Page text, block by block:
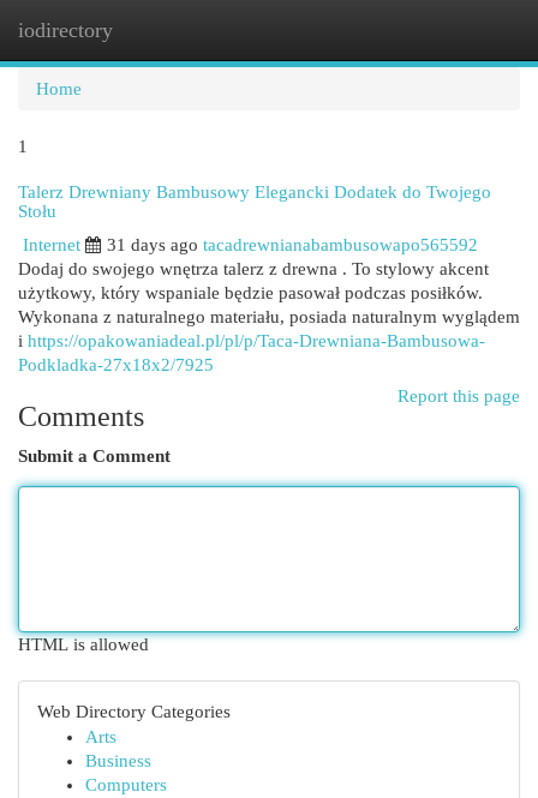
iodirectory
Home
1
Talerz Drewniany Bambusowy Elegancki Dodatek do Twojego
Stołu
Internet
31 days ago tacadrewnianabambusowapo565592
Dodaj do swojego wnętrza talerz z drewna . To stylowy akcent
użytkowy, który wspaniale będzie pasował podczas posiłków.
Wykonana z naturalnego materiału, posiada naturalnym wyglądem
i https://opakowaniadeal.pl/pl/p/Taca-Drewniana-Bambusowa-
Podkladka-27x18x2/7925
Report this page
Comments
Submit a Comment
HTML is allowed
Web Directory Categories
Arts
Business
Computers